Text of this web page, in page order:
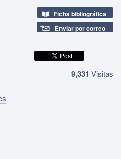
Ficha bibliográfica
Enviar por correo
9,331 Visitas